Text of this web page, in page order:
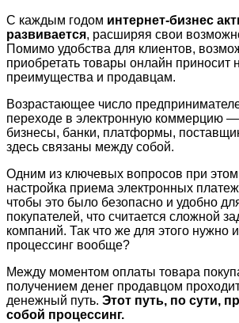
С каждым годом интернет-бизнес
развивается, расширяя свои
Помимо удобства для клиентов,
приобретать товары онлайн приносит
преимущества и продавцам.
Возрастающее число
переходе в электронную коммерцию
бизнесы, банки, платформы,
здесь связаны между собой.
Одним из ключевых вопросов при этом
настройка приема электронных
чтобы это было безопасно и удобно
покупателей, что считается сложной
компаний. Так что же для этого нужно
процессинг вообще?
Между моментом оплаты товара
получением денег продавцом
денежный путь. Этот путь, по сути,
собой процессинг.